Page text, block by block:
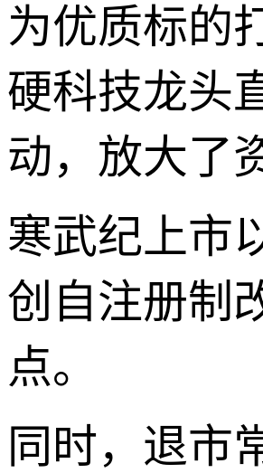
为优质标的
硬科技龙头
动，放大了
寒武纪上市
创自注册制
点。
同时，退市